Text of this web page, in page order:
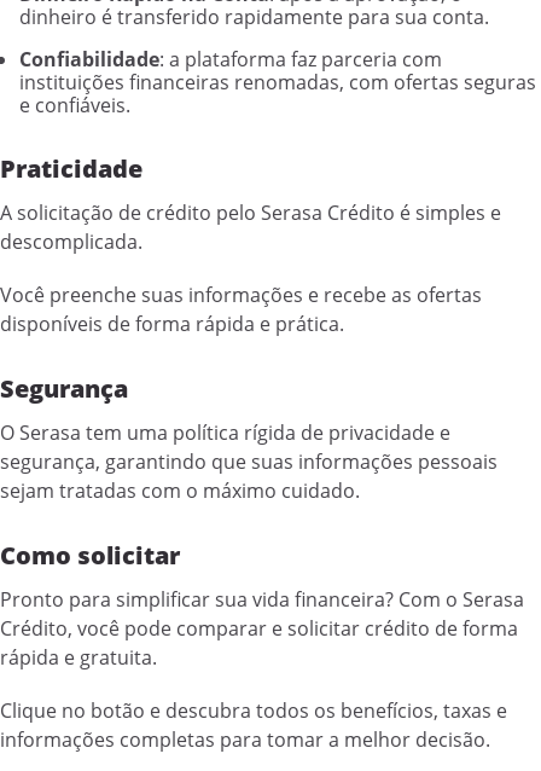
dinheiro é transferido rapidamente para sua conta.
Confiabilidade: a plataforma faz parceria com
instituições financeiras renomadas, com ofertas seguras
e confiáveis.
Praticidade
A solicitação de crédito pelo Serasa Crédito é simples e
descomplicada.
Você preenche suas informações e recebe as ofertas
disponíveis de forma rápida e prática.
Segurança
O Serasa tem uma política rígida de privacidade e
segurança, garantindo que suas informações pessoais
sejam tratadas com o máximo cuidado.
Como solicitar
Pronto para simplificar sua vida financeira? Com o Serasa
Crédito, você pode comparar e solicitar crédito de forma
rápida e gratuita.
Clique no botão e descubra todos os benefícios, taxas e
informações completas para tomar a melhor decisão.